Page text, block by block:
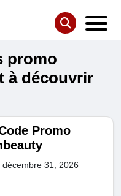
promo
à découvrir
Promo
décembre 31, 2026